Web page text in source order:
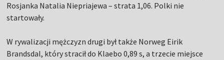
Rosjanka Natalia Niepriajewa – strata 1,06. Polki nie
startowały.
W rywalizacji mężczyzn drugi był także Norweg Eirik
Brandsdal, który stracił do Klaebo 0,89 s, a trzecie miejsce